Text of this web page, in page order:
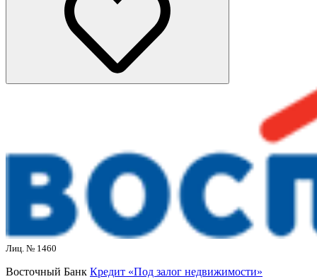
Лиц. № 1460
Восточный Банк Кредит «Под залог недвижимости»